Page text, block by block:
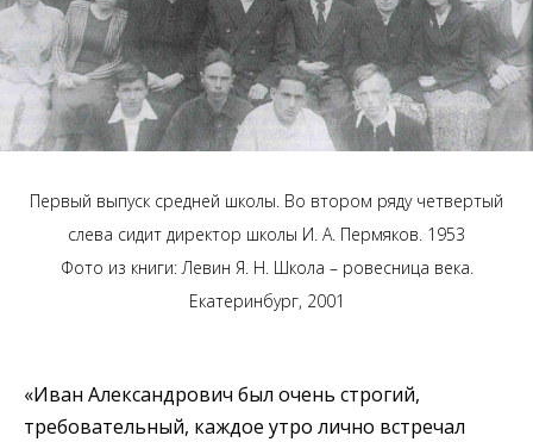
Первый выпуск средней школы. Во втором ряду четвертый
слева сидит директор школы И. А. Пермяков. 1953
Фото из книги: Левин Я. Н. Школа – ровесница века.
Екатеринбург, 2001
«Иван Александрович был очень строгий,
требовательный, каждое утро лично встречал